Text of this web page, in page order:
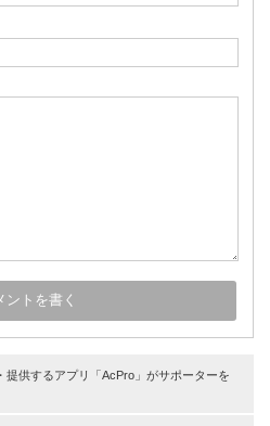
提供するアプリ「AcPro」がサポーターを